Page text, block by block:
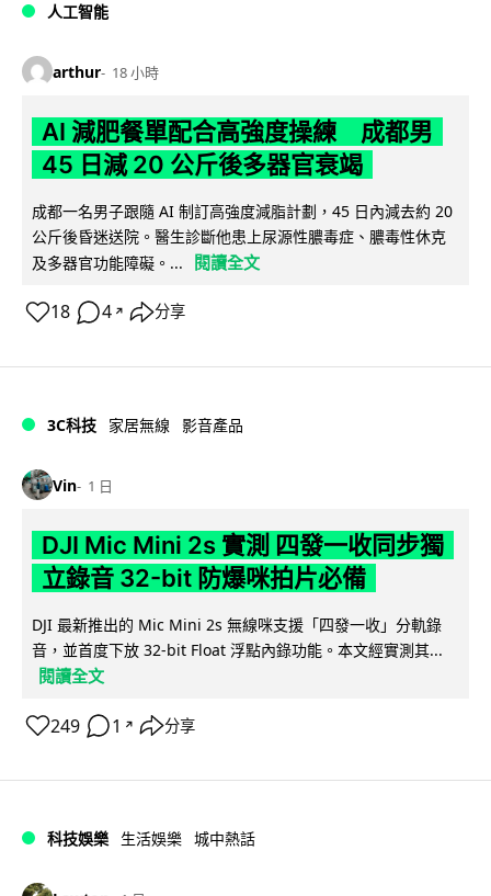
人工智能
arthur 18 小時
AI 減肥餐單配合高強度操練 成都男
45 日減 20 公斤後多器官衰竭
成都一名男子跟隨 AI 制訂高強度減脂計劃，45 日內減去約 20
公斤後昏迷送院。醫生診斷他患上尿源性膿毒症、膿毒性休克
及多器官功能障礙。...
閱讀全文
18 4 ↗ 分享
3C科技 家居無線 影音產品
Vin 1 日
DJI Mic Mini 2s 實測 四發一收同步獨
立錄音 32-bit 防爆咪拍片必備
DJI 最新推出的 Mic Mini 2s 無線咪支援「四發一收」分軌錄
音，並首度下放 32-bit Float 浮點內錄功能。本文經實測其...
閱讀全文
249 1 ↗ 分享
科技娛樂 生活娛樂 城中熱話